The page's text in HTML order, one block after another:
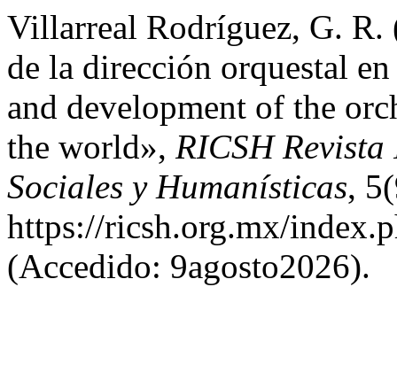
Villarreal Rodríguez, G.
de la dirección orquestal
and development of the
the world», RICSH
Sociales y Humanísticas,
https://ricsh.org.mx/
(Accedido: 9agosto2026).